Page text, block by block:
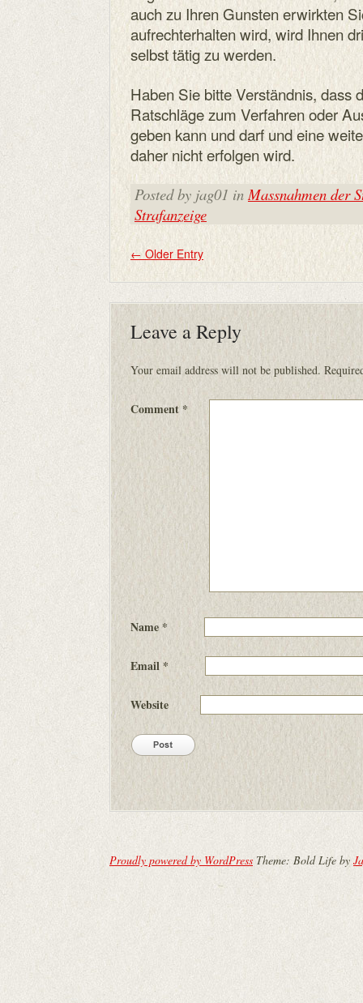
auch zu Ihren Gunsten erwirkten
aufrechterhalten wird, wird Ihnen
selbst tätig zu werden.
Haben Sie bitte Verständnis, dass
Ratschläge zum Verfahren oder
geben kann und darf und eine
daher nicht erfolgen wird.
Posted by jag01 inMassnahmen der
Strafanzeige
←Older Entry
Leave a Reply
Your email address will not be published.
Comment *
Name*
Email *
Website
Proudly powered by WordPress Theme: Bold Life by